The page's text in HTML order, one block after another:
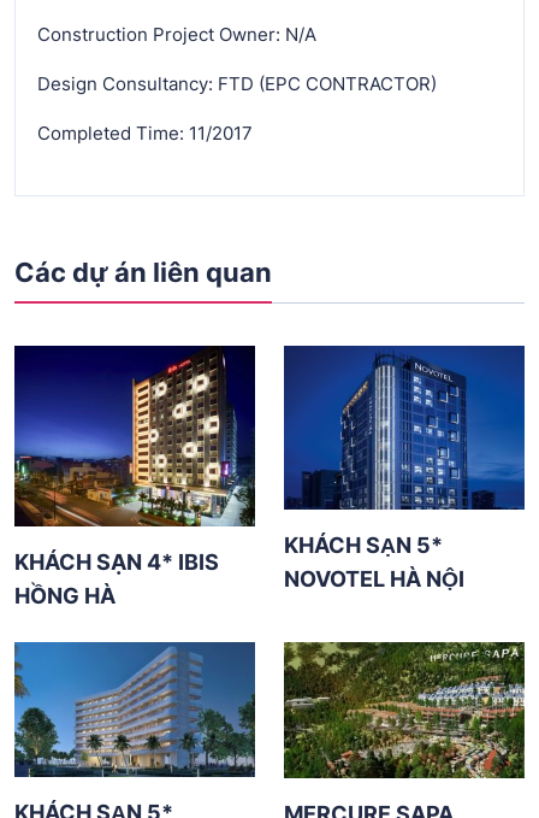
Construction Project Owner: N/A
Design Consultancy: FTD (EPC CONTRACTOR)
Completed Time: 11/2017
Các dự án liên quan
KHÁCH SẠN 4* IBIS
HỒNG HÀ
KHÁCH SẠN 5*
NOVOTEL HÀ NỘI